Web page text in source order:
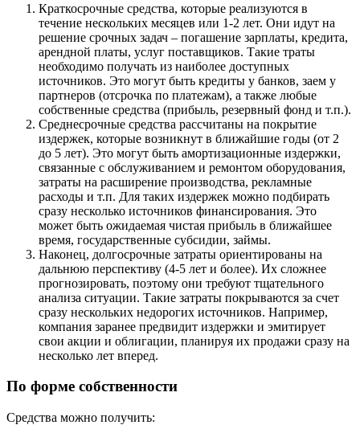
Краткосрочные средства, которые реализуются в
течение нескольких месяцев или 1-2 лет. Они идут на
решение срочных задач – погашение зарплаты, кредита,
арендной платы, услуг поставщиков. Такие траты
необходимо получать из наиболее доступных
источников. Это могут быть кредиты у банков, заем у
партнеров (отсрочка по платежам), а также любые
собственные средства (прибыль, резервный фонд и т.п.).
Среднесрочные средства рассчитаны на покрытие
издержек, которые возникнут в ближайшие годы (от 2
до 5 лет). Это могут быть амортизационные издержки,
связанные с обслуживанием и ремонтом оборудования,
затраты на расширение производства, рекламные
расходы и т.п. Для таких издержек можно подбирать
сразу несколько источников финансирования. Это
может быть ожидаемая чистая прибыль в ближайшее
время, государственные субсидии, займы.
Наконец, долгосрочные затраты ориентированы на
дальнюю перспективу (4-5 лет и более). Их сложнее
прогнозировать, поэтому они требуют тщательного
анализа ситуации. Такие затраты покрываются за счет
сразу нескольких недорогих источников. Например,
компания заранее предвидит издержки и эмитирует
свои акции и облигации, планируя их продажи сразу на
несколько лет вперед.
По форме собственности
Средства можно получить: